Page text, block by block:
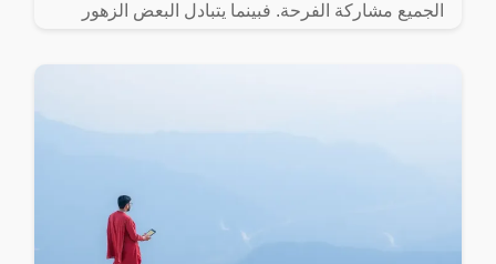
الجميع مشاركة الفرحة. فبينما يتبادل البعض الزهور